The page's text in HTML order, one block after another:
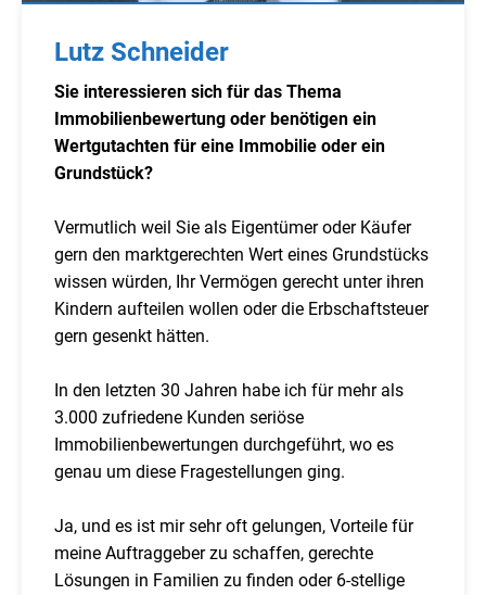
Lutz Schneider
Sie interessieren sich für das Thema
Immobilienbewertung oder benötigen ein
Wertgutachten für eine Immobilie oder ein
Grundstück?
Vermutlich weil Sie als Eigentümer oder Käufer
gern den marktgerechten Wert eines Grundstücks
wissen würden, Ihr Vermögen gerecht unter ihren
Kindern aufteilen wollen oder die Erbschaftsteuer
gern gesenkt hätten.
In den letzten 30 Jahren habe ich für mehr als
3.000 zufriedene Kunden seriöse
Immobilienbewertungen durchgeführt, wo es
genau um diese Fragestellungen ging.
Ja, und es ist mir sehr oft gelungen, Vorteile für
meine Auftraggeber zu schaffen, gerechte
Lösungen in Familien zu finden oder 6-stellige